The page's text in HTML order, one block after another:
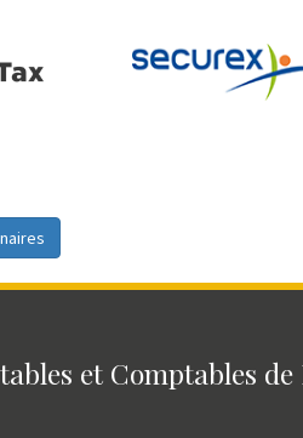
et Comptables